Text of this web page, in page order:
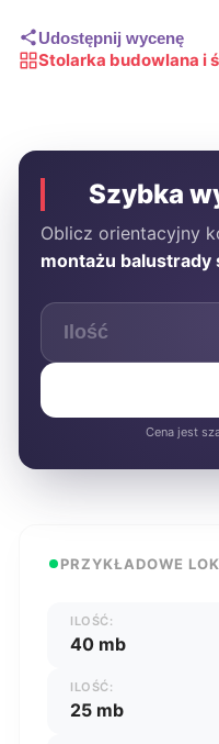
Udostępnij wycenę
Stolarka budowlana i
Szybka
Oblicz orientacyjny
montażu balustrady
Cena jest
PRZYKŁADOWE
ILOŚĆ:
40 mb
ILOŚĆ:
25 mb